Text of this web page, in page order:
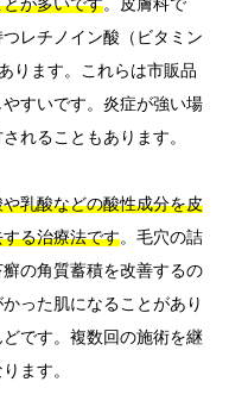
レチノイン酸（ビタミン
ります。これらは市販品
すいです。炎症が強い場
れることもあります。
乳酸などの酸性成分を皮
る治療法です。毛穴の詰
の角質蓄積を改善するの
った肌になることがあり
です。複数回の施術を継
ます。